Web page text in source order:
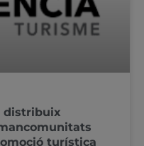
distribuix
turística